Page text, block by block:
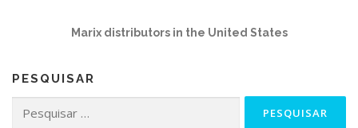
Marix distributors in the United States
PESQUISAR
por: